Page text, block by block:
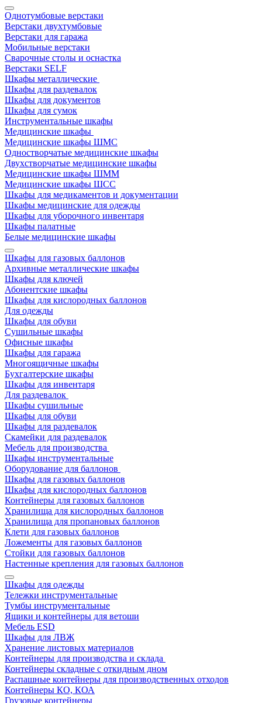
Однотумбовые верстаки
Верстаки двухтумбовые
Верстаки для гаража
Мобильные верстаки
Сварочные столы и оснастка
Верстаки SELF
Шкафы металлические
Шкафы для раздевалок
Шкафы для документов
Шкафы для сумок
Инструментальные шкафы
Медицинские шкафы
Медицинские шкафы ШМС
Одностворчатые медицинские шкафы
Двухстворчатые медицинские шкафы
Медицинские шкафы ШММ
Медицинские шкафы ШСС
Шкафы для медикаментов и документации
Шкафы медицинские для одежды
Шкафы для уборочного инвентаря
Шкафы палатные
Белые медицинские шкафы
Шкафы для газовых баллонов
Архивные металлические шкафы
Шкафы для ключей
Абонентские шкафы
Шкафы для кислородных баллонов
Для одежды
Шкафы для обуви
Сушильные шкафы
Офисные шкафы
Шкафы для гаража
Многоящичные шкафы
Бухгалтерские шкафы
Шкафы для инвентаря
Для раздевалок
Шкафы сушильные
Шкафы для обуви
Шкафы для раздевалок
Скамейки для раздевалок
Мебель для производства
Шкафы инструментальные
Оборудование для баллонов
Шкафы для газовых баллонов
Шкафы для кислородных баллонов
Контейнеры для газовых баллонов
Хранилища для кислородных баллонов
Хранилища для пропановых баллонов
Клети для газовых баллонов
Ложементы для газовых баллонов
Стойки для газовых баллонов
Настенные крепления для газовых баллонов
Шкафы для одежды
Тележки инструментальные
Тумбы инструментальные
Ящики и контейнеры для ветоши
Мебель ESD
Шкафы для ЛВЖ
Хранение листовых материалов
Контейнеры для производства и склада
Контейнеры складные с откидным дном
Распашные контейнеры для производственных отходов
Контейнеры КО, КОА
Грузовые контейнеры